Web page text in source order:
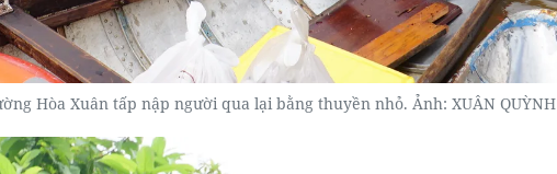
Hòa Xuân tấp nập người qua lại bằng thuyền nhỏ. Ảnh: XUÂN QUỲNH